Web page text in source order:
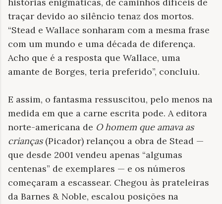
traçar devido ao silêncio tenaz dos mortos.
“Stead e Wallace sonharam com a mesma frase
com um mundo e uma década de diferença.
Acho que é a resposta que Wallace, uma
amante de Borges, teria preferido”, concluiu.
E assim, o fantasma ressuscitou, pelo menos na
medida em que a carne escrita pode. A editora
norte-americana de O homem que amava as
crianças(Picador) relançou a obra de Stead —
que desde 2001 vendeu apenas “algumas
centenas” de exemplares — e os números
começaram a escassear. Chegou às prateleiras
da Barnes & Noble, escalou posições na